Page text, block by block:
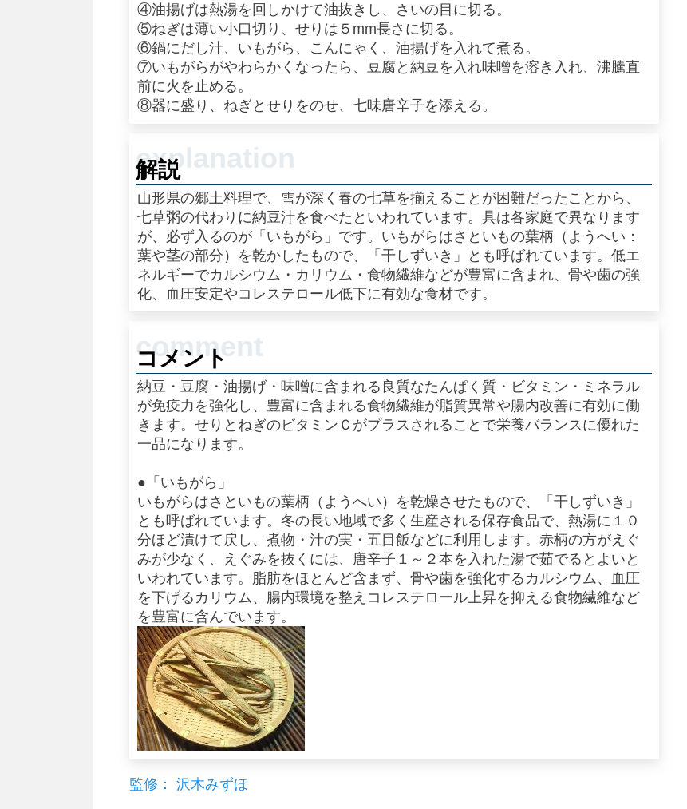
④油揚げは熱湯を回しかけて油抜きし、さいの目に切る。
⑤ねぎは薄い小口切り、せりは５mm長さに切る。
⑥鍋にだし汁、いもがら、こんにゃく、油揚げを入れて煮る。
⑦いもがらがやわらかくなったら、豆腐と納豆を入れ味噌を溶き入れ、沸騰直
前に火を止める。
⑧器に盛り、ねぎとせりをのせ、七味唐辛子を添える。
解説
山形県の郷土料理で、雪が深く春の七草を揃えることが困難だったことから、
七草粥の代わりに納豆汁を食べたといわれています。具は各家庭で異なります
が、必ず入るのが「いもがら」です。いもがらはさといもの葉柄（ようへい：
葉や茎の部分）を乾かしたもので、「干しずいき」とも呼ばれています。低エ
ネルギーでカルシウム・カリウム・食物繊維などが豊富に含まれ、骨や歯の強
化、血圧安定やコレステロール低下に有効な食材です。
コメント
納豆・豆腐・油揚げ・味噌に含まれる良質なたんぱく質・ビタミン・ミネラル
が免疫力を強化し、豊富に含まれる食物繊維が脂質異常や腸内改善に有効に働
きます。せりとねぎのビタミンＣがプラスされることで栄養バランスに優れた
一品になります。
●「いもがら」
いもがらはさといもの葉柄（ようへい）を乾燥させたもので、「干しずいき」
とも呼ばれています。冬の長い地域で多く生産される保存食品で、熱湯に１０
分ほど漬けて戻し、煮物・汁の実・五目飯などに利用します。赤柄の方がえぐ
みが少なく、えぐみを抜くには、唐辛子１～２本を入れた湯で茹でるとよいと
いわれています。脂肪をほとんど含まず、骨や歯を強化するカルシウム、血圧
を下げるカリウム、腸内環境を整えコレステロール上昇を抑える食物繊維など
を豊富に含んでいます。
監修： 沢木みずほ